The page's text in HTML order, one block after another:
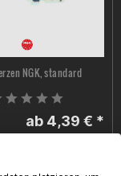
NGK, standard
ab 4,39 € *